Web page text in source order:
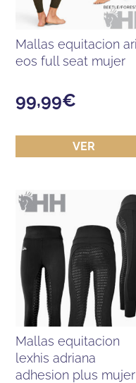
mallas equitacion ariat
eos full seat mujer
99,99€
VER
mallas equitacion
lexhis adriana
adhesion plus mujer